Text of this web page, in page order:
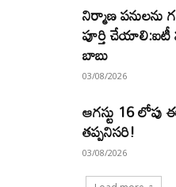
నిర్మాణ పనులను
పూర్తి చేయాలి:ఐటీ
బాబు
03/08/2026
ఆగస్టు 16 లోపు
తప్పనిసరి!
03/08/2026